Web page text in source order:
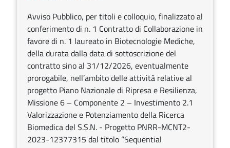
Avviso Pubblico, per titoli e colloquio, finalizzato al
conferimento di n. 1 Contratto di Collaborazione in
favore di n. 1 laureato in Biotecnologie Mediche,
della durata dalla data di sottoscrizione del
contratto sino al 31/12/2026, eventualmente
prorogabile, nell’ambito delle attività relative al
progetto Piano Nazionale di Ripresa e Resilienza,
Missione 6 – Componente 2 – Investimento 2.1
Valorizzazione e Potenziamento della Ricerca
Biomedica del S.S.N. - Progetto PNRR-MCNT2-
2023-12377315 dal titolo “Sequential